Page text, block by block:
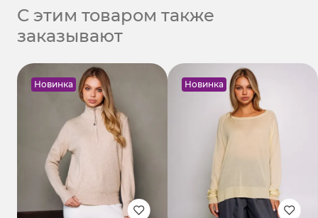
С этим товаром также
заказывают
Новинка Новинка